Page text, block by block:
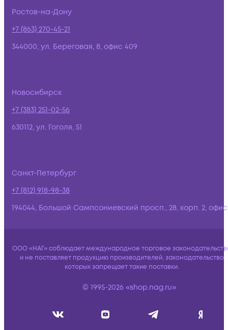
Ростов-на-Дону
+7 (863) 270-45-21
344000, ул. Береговая, 8, офис 409
Новосибирск
+7 (383) 251-02-56
630112, ул. Гоголя, 51
Санкт-Петербург
+7 (812) 918-98-38
194044, Большой Сампсониевский просп., 28, корп. 2,
ООО «НАГ» соблюдает международное торговое
и не поставляет продукцию производителей, законодательство
которых запрещает такие поставки.
© 1995-2026 «shop.nag.ru»